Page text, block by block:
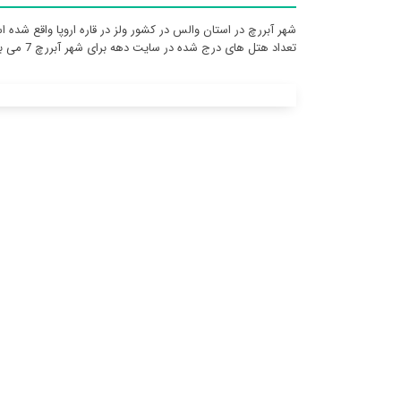
شهر آبررچ در استان والس در کشور ولز در قاره اروپا واقع
تعداد هتل های درج شده در سایت دهه برای شهر آبررچ 7 می باشد